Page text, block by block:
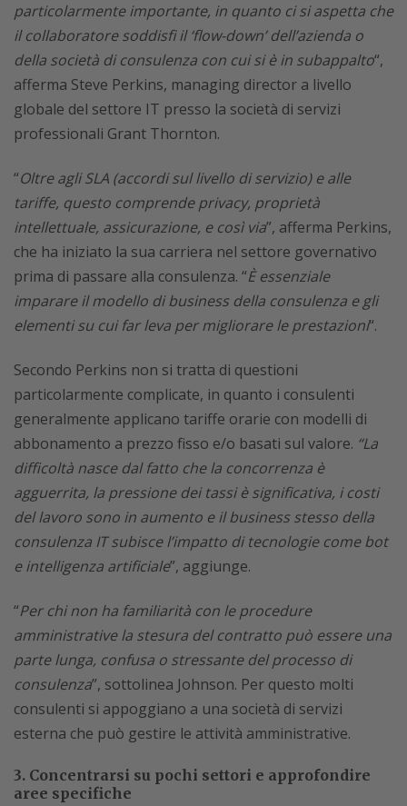
particolarmente importante, in quanto ci si aspetta che
il collaboratore soddisfi il ‘flow-down’ dell’azienda o
della società di consulenza con cui si è in subappalto“,
afferma Steve Perkins, managing director a livello
globale del settore IT presso la società di servizi
professionali Grant Thornton.
“Oltre agli SLA (accordi sul livello di servizio) e alle
tariffe, questo comprende privacy, proprietà
intellettuale, assicurazione, e così via”, afferma Perkins,
che ha iniziato la sua carriera nel settore governativo
prima di passare alla consulenza. “È essenziale
imparare il modello di business della consulenza e gli
elementi su cui far leva per migliorare le prestazioni“.
Secondo Perkins non si tratta di questioni
particolarmente complicate, in quanto i consulenti
generalmente applicano tariffe orarie con modelli di
abbonamento a prezzo fisso e/o basati sul valore. “La
difficoltà nasce dal fatto che la concorrenza è
agguerrita, la pressione dei tassi è significativa, i costi
del lavoro sono in aumento e il business stesso della
consulenza IT subisce l’impatto di tecnologie come bot
e intelligenza artificiale”, aggiunge.
“Per chi non ha familiarità con le procedure
amministrative la stesura del contratto può essere una
parte lunga, confusa o stressante del processo di
consulenza”, sottolinea Johnson. Per questo molti
consulenti si appoggiano a una società di servizi
esterna che può gestire le attività amministrative.
3. Concentrarsi su pochi settori e approfondire
aree specifiche